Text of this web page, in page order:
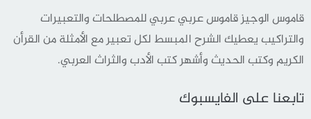
قاموس الوجيز قاموس عربي عربي للمصطلحات والتعبيرات
والتراكيب يعطيك الشرح المبسط لكل تعبير مع الأمثلة من القرأن
الكريم وكتب الحديث وأشهر كتب الأدب والثراث العربي.
تابعنا على الفايسبوك